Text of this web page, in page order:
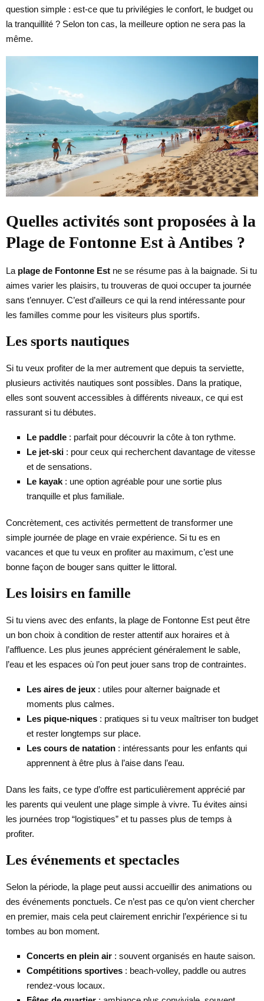
question simple : est-ce que tu privilégies le confort, le budget ou
la tranquillité ? Selon ton cas, la meilleure option ne sera pas la
même.
Quelles activités sont proposées à la
Plage de Fontonne Est à Antibes ?
La plage de Fontonne Est ne se résume pas à la baignade. Si tu
aimes varier les plaisirs, tu trouveras de quoi occuper ta journée
sans t’ennuyer. C’est d’ailleurs ce qui la rend intéressante pour
les familles comme pour les visiteurs plus sportifs.
Les sports nautiques
Si tu veux profiter de la mer autrement que depuis ta serviette,
plusieurs activités nautiques sont possibles. Dans la pratique,
elles sont souvent accessibles à différents niveaux, ce qui est
rassurant si tu débutes.
Le paddle : parfait pour découvrir la côte à ton rythme.
Le jet-ski : pour ceux qui recherchent davantage de vitesse
et de sensations.
Le kayak : une option agréable pour une sortie plus
tranquille et plus familiale.
Concrètement, ces activités permettent de transformer une
simple journée de plage en vraie expérience. Si tu es en
vacances et que tu veux en profiter au maximum, c’est une
bonne façon de bouger sans quitter le littoral.
Les loisirs en famille
Si tu viens avec des enfants, la plage de Fontonne Est peut être
un bon choix à condition de rester attentif aux horaires et à
l’affluence. Les plus jeunes apprécient généralement le sable,
l’eau et les espaces où l’on peut jouer sans trop de contraintes.
Les aires de jeux : utiles pour alterner baignade et
moments plus calmes.
Les pique-niques : pratiques si tu veux maîtriser ton budget
et rester longtemps sur place.
Les cours de natation : intéressants pour les enfants qui
apprennent à être plus à l’aise dans l’eau.
Dans les faits, ce type d’offre est particulièrement apprécié par
les parents qui veulent une plage simple à vivre. Tu évites ainsi
les journées trop “logistiques” et tu passes plus de temps à
profiter.
Les événements et spectacles
Selon la période, la plage peut aussi accueillir des animations ou
des événements ponctuels. Ce n’est pas ce qu’on vient chercher
en premier, mais cela peut clairement enrichir l’expérience si tu
tombes au bon moment.
Concerts en plein air : souvent organisés en haute saison.
Compétitions sportives : beach-volley, paddle ou autres
rendez-vous locaux.